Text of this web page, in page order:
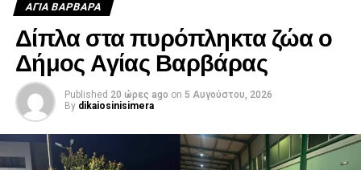
ΑΓΙΑ ΒΑΡΒΑΡΑ
Δίπλα στα πυρόπληκτα ζώα ο
Δήμος Αγίας Βαρβάρας
Published 20 ώρες ago on 5 Αυγούστου, 2026
By dikaiosinisimera